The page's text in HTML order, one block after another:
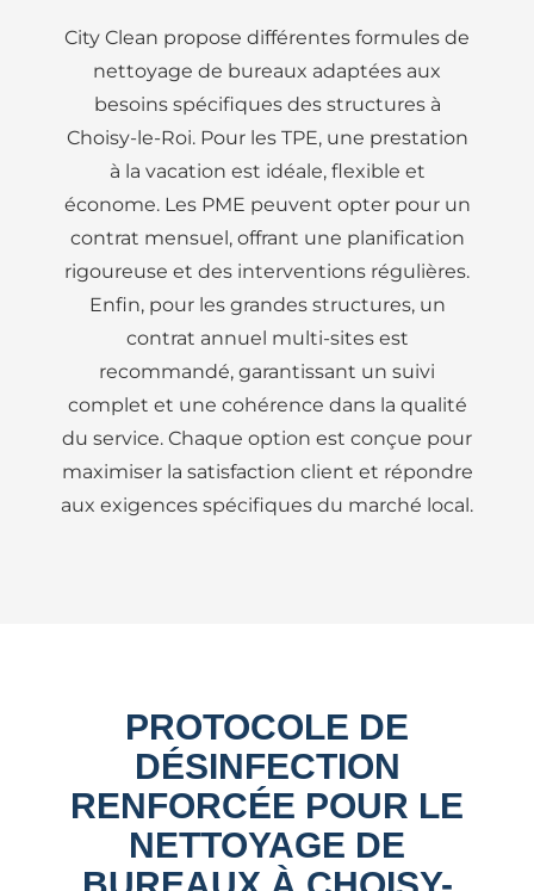
City Clean propose différentes formules de
nettoyage de bureaux adaptées aux
besoins spécifiques des structures à
Choisy-le-Roi. Pour les TPE, une prestation
à la vacation est idéale, flexible et
économe. Les PME peuvent opter pour un
contrat mensuel, offrant une planification
rigoureuse et des interventions régulières.
Enfin, pour les grandes structures, un
contrat annuel multi-sites est
recommandé, garantissant un suivi
complet et une cohérence dans la qualité
du service. Chaque option est conçue pour
maximiser la satisfaction client et répondre
aux exigences spécifiques du marché local.
PROTOCOLE DE
DÉSINFECTION
RENFORCÉE POUR LE
NETTOYAGE DE